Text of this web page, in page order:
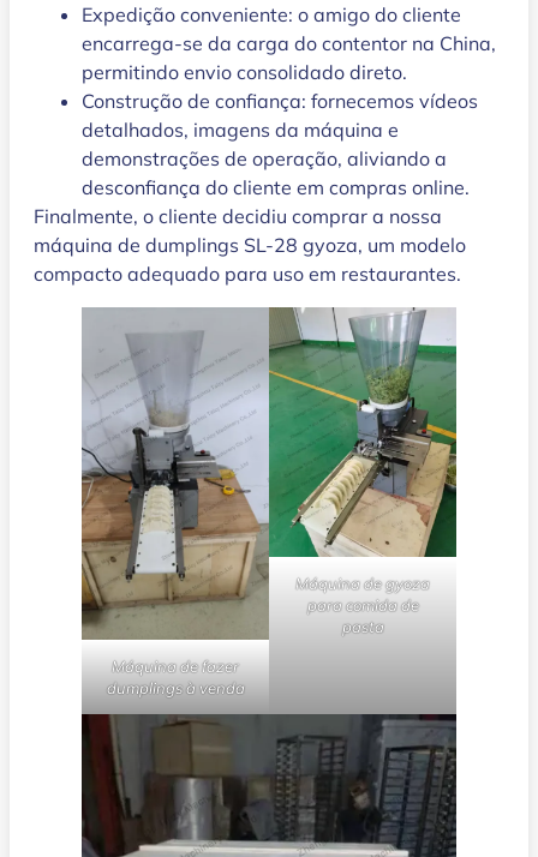
Expedição conveniente: o amigo do cliente
encarrega-se da carga do contentor na China,
permitindo envio consolidado direto.
Construção de confiança: fornecemos vídeos
detalhados, imagens da máquina e
demonstrações de operação, aliviando a
desconfiança do cliente em compras online.
Finalmente, o cliente decidiu comprar a nossa
máquina de dumplings SL-28 gyoza, um modelo
compacto adequado para uso em restaurantes.
Máquina de fazer
dumplings à venda
Máquina de gyoza
para comida de
pasta